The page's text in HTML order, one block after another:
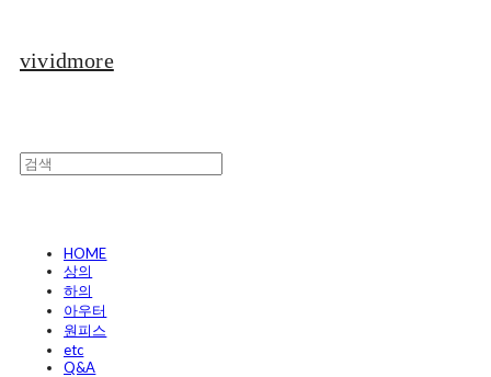
vividmore
HOME
상의
하의
아우터
원피스
etc
Q&A